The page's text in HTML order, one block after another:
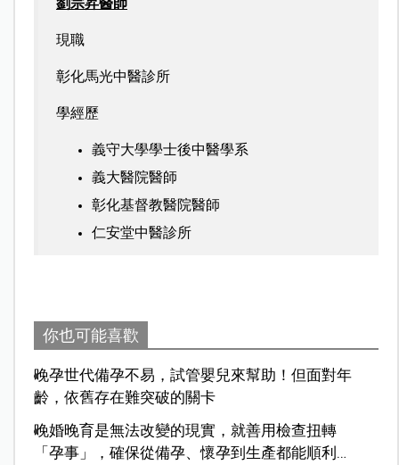
劉宗昇醫師
現職
彰化馬光中醫診所
學經歷
義守大學學士後中醫學系
義大醫院醫師
彰化基督教醫院醫師
仁安堂中醫診所
你也可能喜歡
晚孕世代備孕不易，試管嬰兒來幫助！但面對年
齡，依舊存在難突破的關卡
晚婚晚育是無法改變的現實，就善用檢查扭轉
「孕事」，確保從備孕、懷孕到生產都能順利前